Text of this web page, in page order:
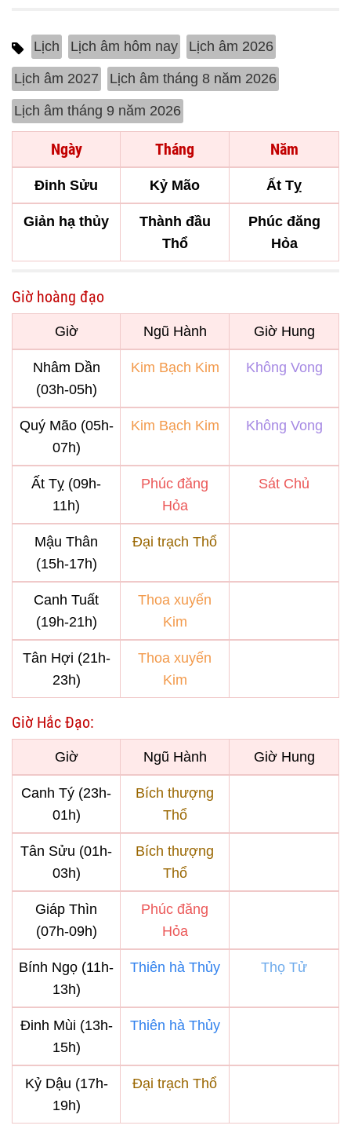
Lịch Lịch âm hôm nay Lịch âm 2026
Lịch âm 2027 Lịch âm tháng 8 năm 2026
Lịch âm tháng 9 năm 2026
Ngày Tháng Năm
Đinh Sửu Kỷ Mão Ất Tỵ
Giản hạ thủy
Thành đầu
Thổ
Phúc đăng
Hỏa
Giờ hoàng đạo
Giờ Ngũ Hành Giờ Hung
Nhâm Dần
(03h-05h)
Kim Bạch Kim Không Vong
Quý Mão (05h-
07h)
Kim Bạch Kim Không Vong
Ất Tỵ (09h-
11h)
Phúc đăng
Hỏa
Sát Chủ
Mậu Thân
(15h-17h)
Đại trạch Thổ
Canh Tuất
(19h-21h)
Thoa xuyến
Kim
Tân Hợi (21h-
23h)
Thoa xuyến
Kim
Giờ Hắc Đạo:
Giờ Ngũ Hành Giờ Hung
Canh Tý (23h-
01h)
Bích thượng
Thổ
Tân Sửu (01h-
03h)
Bích thượng
Thổ
Giáp Thìn
(07h-09h)
Phúc đăng
Hỏa
Bính Ngọ (11h-
13h)
Thiên hà Thủy Thọ Tử
Đinh Mùi (13h-
15h)
Thiên hà Thủy
Kỷ Dậu (17h-
19h)
Đại trạch Thổ